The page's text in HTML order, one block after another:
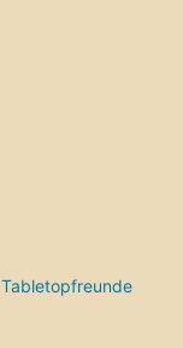
Tabletopfreunde